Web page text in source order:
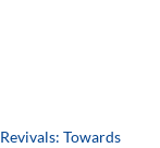
Towards